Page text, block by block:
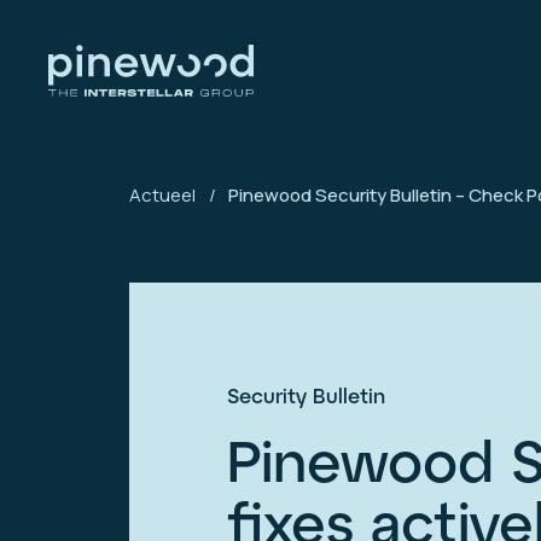
Actueel / Pinewood Security Bulletin – Check
Security Bulletin
Pinewood
fixes